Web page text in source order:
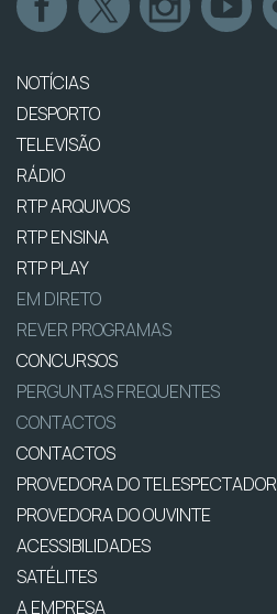
NOTÍCIAS
DESPORTO
TELEVISÃO
RÁDIO
RTP ARQUIVOS
RTP ENSINA
RTP PLAY
EM DIRETO
REVER PROGRAMAS
CONCURSOS
PERGUNTAS FREQUENTES
CONTACTOS
CONTACTOS
PROVEDORA DO TELESPECTADOR
PROVEDORA DO OUVINTE
ACESSIBILIDADES
SATÉLITES
A EMPRESA